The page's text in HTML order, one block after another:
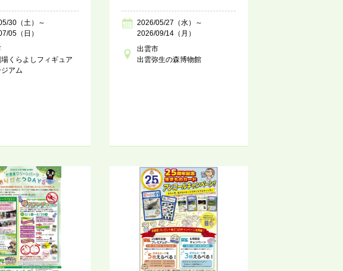
30（土）～
05（日）
場くらよしフィギュア
ジアム
2026/05/27（水）～
2026/09/14（月）
出雲市
出雲弥生の森博物館